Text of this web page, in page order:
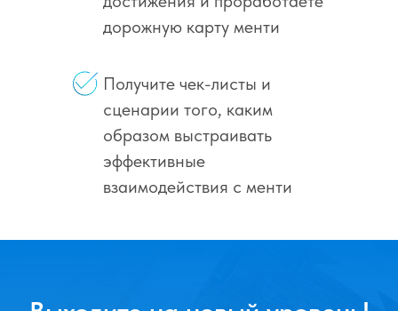
дорожную карту менти
Получите чек-листы и
сценарии того, каким
образом выстраивать
эффективные
взаимодействия с менти